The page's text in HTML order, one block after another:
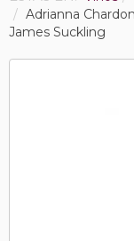
Adrianna
James Suckling